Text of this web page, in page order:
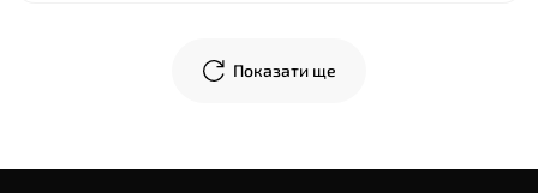
Показати ще